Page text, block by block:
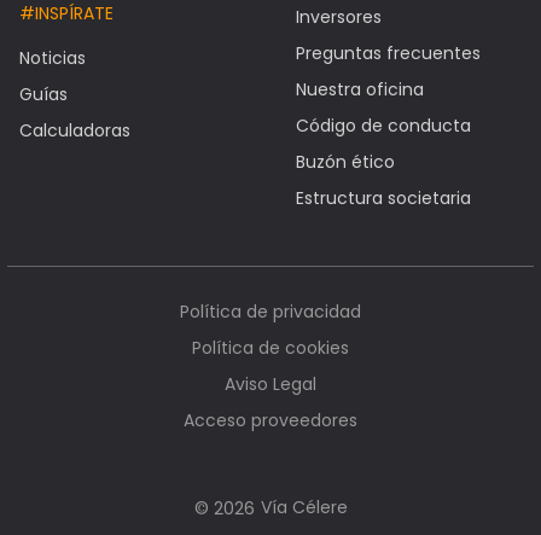
#INSPÍRATE
Noticias
Guías
Calculadoras
Inversores
Preguntas frecuentes
Nuestra oficina
Código de conducta
Buzón ético
Estructura societaria
© 2026 Vía Célere
Política de privacidad
Política de cookies
Aviso Legal
Acceso proveedores